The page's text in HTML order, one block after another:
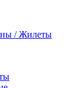
/ Жилеты